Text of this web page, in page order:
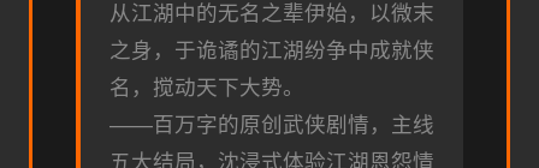
从江湖中的无名之辈伊始，以微末
之身，于诡谲的江湖纷争中成就侠
名，搅动天下大势。
——百万字的原创武侠剧情，主线
五大结局，沈浸式体验江湖恩怨情